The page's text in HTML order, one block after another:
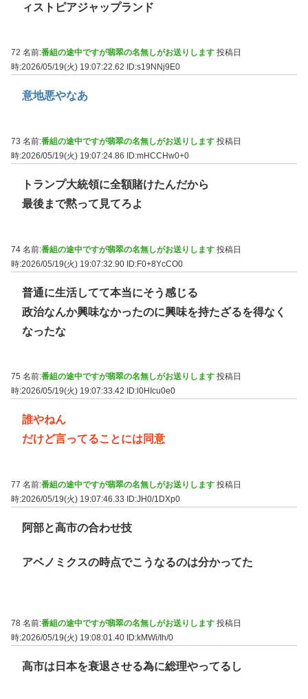
ィストピアジャップランド
72 名前:番組の途中ですが翡翠の名無しがお送りします 投稿日
時:2026/05/19(火) 19:07:22.62
ID:s19NNj9E0
意地悪やなあ
73 名前:番組の途中ですが翡翠の名無しがお送りします 投稿日
時:2026/05/19(火) 19:07:24.86
ID:mHCCHw0+0
トランプ大統領に全額賭けたんだから
最後まで黙って見てろよ
74 名前:番組の途中ですが翡翠の名無しがお送りします 投稿日
時:2026/05/19(火) 19:07:32.90 ID:F0+8YcCO0
普通に生活してて本当にそう感じる
政治なんか興味なかったのに興味を持たざるを得なく
なったな
75 名前:番組の途中ですが翡翠の名無しがお送りします 投稿日
時:2026/05/19(火) 19:07:33.42
ID:l0HIcu0e0
誰やねん
だけど言ってることには同意
77 名前:番組の途中ですが翡翠の名無しがお送りします 投稿日
時:2026/05/19(火) 19:07:46.33 ID:JH0/1DXp0
阿部と高市の合わせ技
アベノミクスの時点でこうなるのは分かってた
78 名前:番組の途中ですが翡翠の名無しがお送りします 投稿日
時:2026/05/19(火) 19:08:01.40 ID:kMWi/Ih/0
高市は日本を衰退させる為に総理やってるし